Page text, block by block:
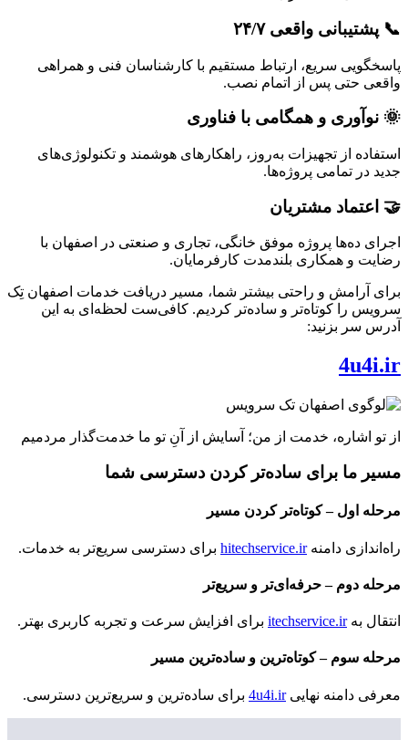
📞 پشتیبانی واقعی ۲۴/۷
پاسخگویی سریع، ارتباط مستقیم با کارشناسان فنی و همراهی
واقعی حتی پس از اتمام نصب.
🌞 نوآوری و همگامی با فناوری
استفاده از تجهیزات به‌روز، راهکارهای هوشمند و تکنولوژی‌های
جدید در تمامی پروژه‌ها.
🤝 اعتماد مشتریان
اجرای ده‌ها پروژه موفق خانگی، تجاری و صنعتی در اصفهان با
رضایت و همکاری بلندمدت کارفرمایان.
برای آرامش و راحتی بیشتر شما، مسیر دریافت خدمات اصفهان تِک
سرویس را کوتاه‌تر و ساده‌تر کردیم. کافی‌ست لحظه‌ای به این
آدرس سر بزنید:
4u4i.ir
از تو اشاره، خدمت از من؛ آسایش از آنِ تو ما خدمت‌گذار مردمیم
مسیر ما برای ساده‌تر کردن دسترسی شما
مرحله اول – کوتاه‌تر کردن مسیر
راه‌اندازی دامنهhitechservice.ir برای دسترسی سریع‌تر به خدمات.
مرحله دوم – حرفه‌ای‌تر و سریع‌تر
انتقال بهitechservice.ir برای افزایش سرعت و تجربه کاربری بهتر.
مرحله سوم – کوتاه‌ترین و ساده‌ترین مسیر
معرفی دامنه نهایی4u4i.ir برای ساده‌ترین و سریع‌ترین دسترسی.